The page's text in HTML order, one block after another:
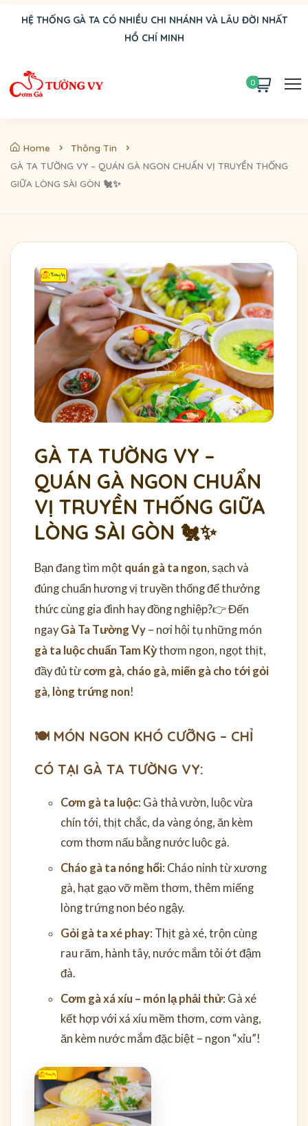
HỆ THỐNG GÀ TA CÓ NHIỀU CHI NHÁNH VÀ LÂU ĐỜI NHẤT
HỒ CHÍ MINH
0
Home
Thông Tin
GÀ TA TƯỜNG VY – QUÁN GÀ NGON CHUẨN VỊ TRUYỀN THỐNG
GIỮA LÒNG SÀI GÒN 🐔✨
GÀ TA TƯỜNG VY –
QUÁN GÀ NGON CHUẨN
VỊ TRUYỀN THỐNG GIỮA
LÒNG SÀI GÒN 🐔✨
Bạn đang tìm một quán gà ta ngon, sạch và
đúng chuẩn hương vị truyền thống để thưởng
thức cùng gia đình hay đồng nghiệp?👉 Đến
ngayGà Ta Tường Vy – nơi hội tụ những món
gà ta luộc chuẩn Tam Kỳthơm ngon, ngọt thịt,
đầy đủ từ cơm gà, cháo gà, miến gà cho tới gỏi
gà, lòng trứng non!
🍽 MÓN NGON KHÓ CƯỠNG – CHỈ
CÓ TẠI GÀ TA TƯỜNG VY:
Cơm gà ta luộc: Gà thả vườn, luộc vừa
chín tới, thịt chắc, da vàng óng, ăn kèm
cơm thơm nấu bằng nước luộc gà.
Cháo gà ta nóng hổi: Cháo ninh từ xương
gà, hạt gạo vỡ mềm thơm, thêm miếng
lòng trứng non béo ngậy.
Gỏi gà ta xé phay: Thịt gà xé, trộn cùng
rau răm, hành tây, nước mắm tỏi ớt đậm
đà.
Cơm gà xá xíu – món lạ phải thử: Gà xé
kết hợp với xá xíu mềm thơm, cơm vàng,
ăn kèm nước mắm đặc biệt – ngon “xỉu”!